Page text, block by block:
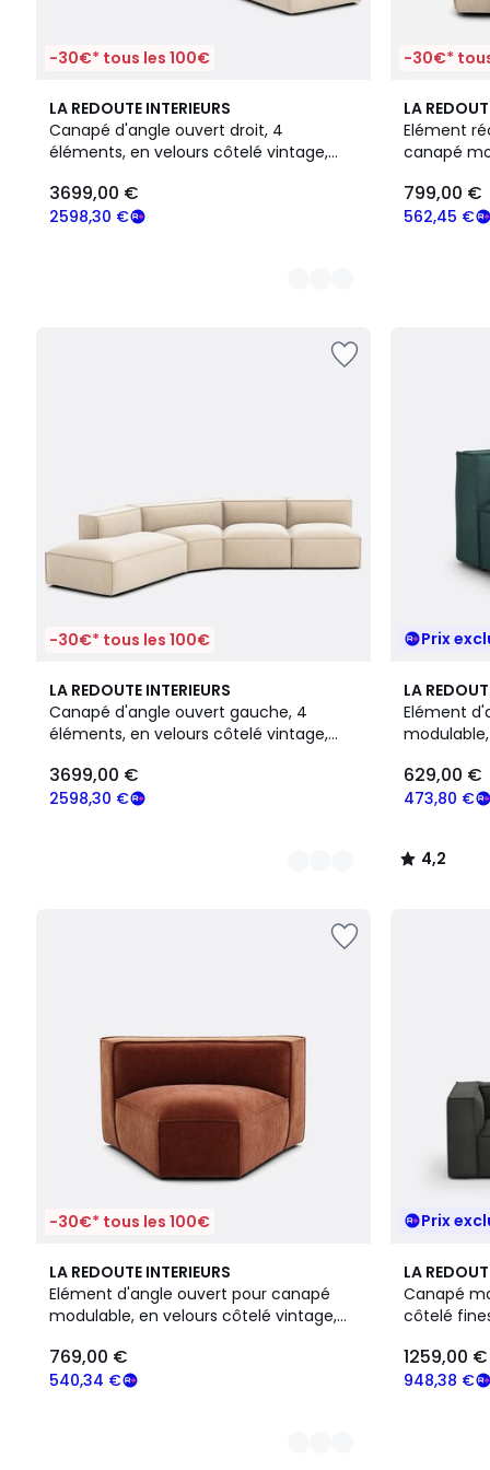
-30€* tous les 100€
LA REDOUTE INTERIEURS
Canapé d'angle ouvert droit, 4
éléments, en velours côtelé vintage,
2598,30 €
3699,00 €
4
Couleurs
-30€*
LA
Elément
canapé
562,45 €
799,00 €
4
Couleurs
-30€* tous les 100€
LA REDOUTE INTERIEURS
Canapé d'angle ouvert gauche, 4
éléments, en velours côtelé vintage,
2598,30 €
3699,00 €
4
Couleurs
Prix
LA
Elément
473,80 €
629,00 €
4,2
/ 5
5
Couleurs
4,2
/
-30€* tous les 100€
LA REDOUTE INTERIEURS
Elément d'angle ouvert pour canapé
modulable, en velours côtelé vintage,
540,34 €
769,00 €
4
Couleurs
Prix
LA
Canapé
côtelé
948,38 €
1259,00 €
5
Couleurs